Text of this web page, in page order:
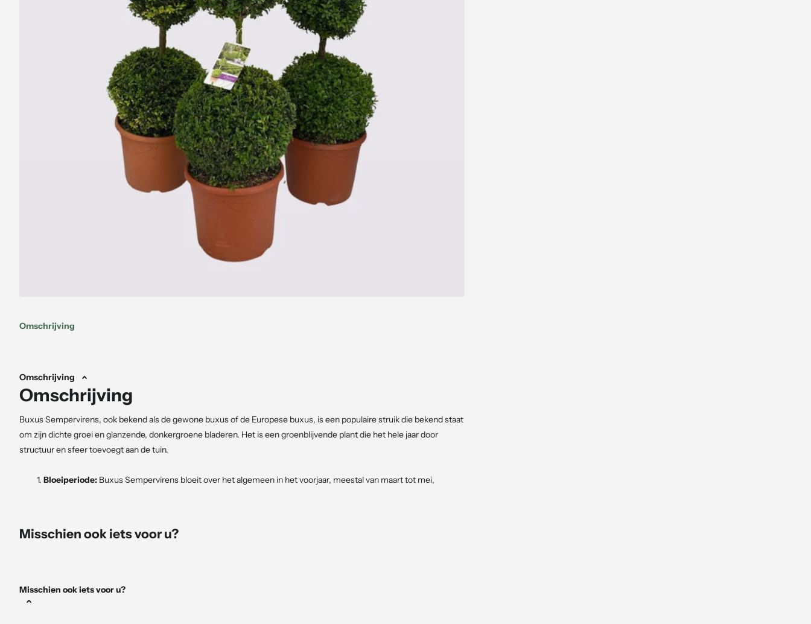
Omschrijving
Omschrijving
Omschrijving
Buxus Sempervirens, ook bekend als de gewone buxus of de Europese buxus, is een populaire struik die bekend staat
om zijn dichte groei en glanzende, donkergroene bladeren. Het is een groenblijvende plant die het hele jaar door
structuur en sfeer toevoegt aan de tuin.
Bloeiperiode: Buxus Sempervirens bloeit over het algemeen in het voorjaar, meestal van maart tot mei,
meststoffen zijn over het algemeen ideaal voor buxus, en het wordt aanbevolen om in het voorjaar en de zomer
Misschien ook iets voor u?
Misschien ook iets voor u?